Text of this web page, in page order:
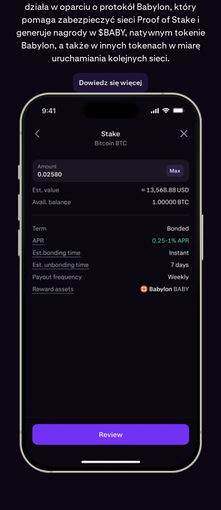
działa w oparciu o protokół Babylon, który
pomaga zabezpieczyć sieci Proof of Stake i
generuje nagrody w $BABY, natywnym tokenie
Babylon, a także w innych tokenach w miarę
uruchamiania kolejnych sieci.
Dowiedz się więcej